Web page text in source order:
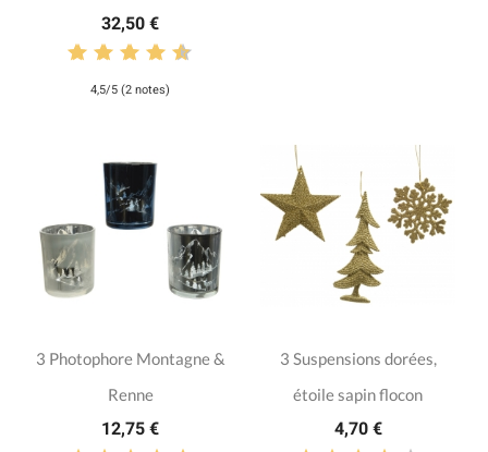
32,50 €
4,5/5 (2 notes)
3 Photophore Montagne &
Renne
12,75 €
3 Suspensions dorées,
étoile sapin flocon
4,70 €